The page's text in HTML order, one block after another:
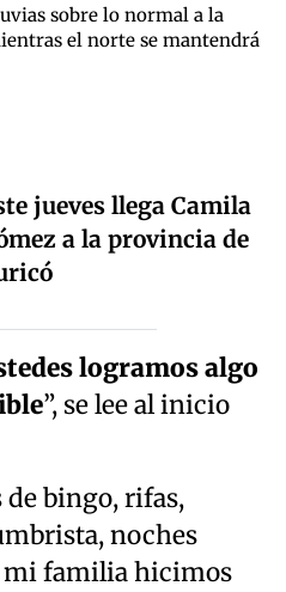
sobre lo normal a la
el norte se mantendrá
jueves llega Camila
a la provincia de
logramos algo
”, se lee al inicio
de bingo, rifas,
noches
mi familia hicimos